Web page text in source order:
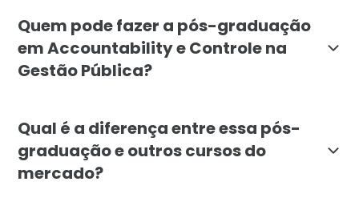
Quem pode fazer a pós-graduação
em Accountability e Controle na
Gestão Pública?
Qual é a diferença entre essa pós-
graduação e outros cursos do
mercado?